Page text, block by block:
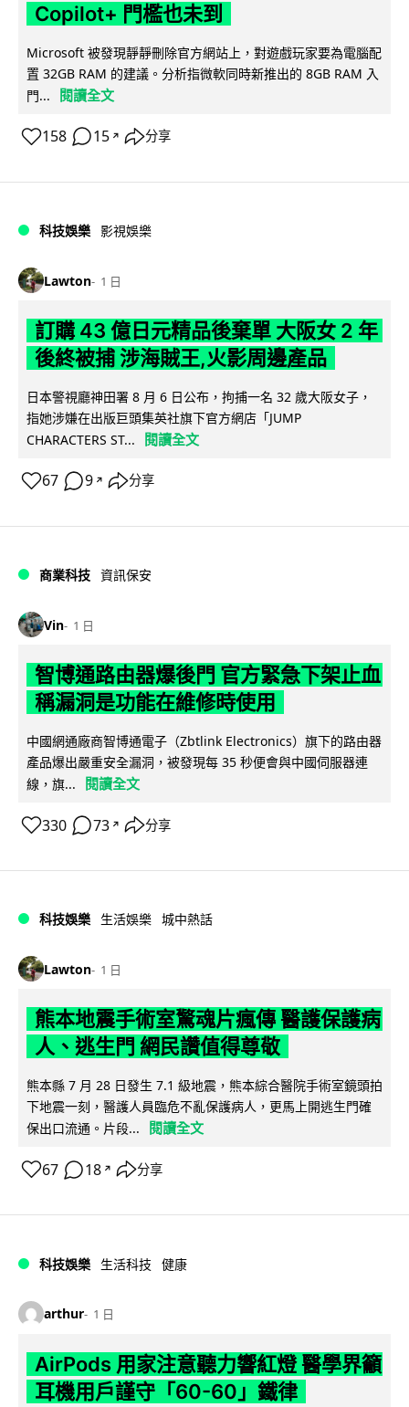
Copilot+ 門檻也未到
Microsoft 被發現靜靜刪除官方網站上，對遊戲玩家要為電腦配
置 32GB RAM 的建議。分析指微軟同時新推出的 8GB RAM 入
門...
閱讀全文
158 15 ↗ 分享
科技娛樂 影視娛樂
Lawton 1 日
訂購 43 億日元精品後棄單 大阪女 2 年
後終被捕 涉海賊王,火影周邊產品
日本警視廳神田署 8 月 6 日公布，拘捕一名 32 歲大阪女子，
指她涉嫌在出版巨頭集英社旗下官方網店「JUMP
CHARACTERS ST...
閱讀全文
67 9 ↗ 分享
商業科技 資訊保安
Vin 1 日
智博通路由器爆後門 官方緊急下架止血
稱漏洞是功能在維修時使用
中國網通廠商智博通電子（Zbtlink Electronics）旗下的路由器
產品爆出嚴重安全漏洞，被發現每 35 秒便會與中國伺服器連
線，旗...
閱讀全文
330 73 ↗ 分享
科技娛樂 生活娛樂 城中熱話
Lawton 1 日
熊本地震手術室驚魂片瘋傳 醫護保護病
人、逃生門 網民讚值得尊敬
熊本縣 7 月 28 日發生 7.1 級地震，熊本綜合醫院手術室鏡頭拍
下地震一刻，醫護人員臨危不亂保護病人，更馬上開逃生門確
保出口流通。片段...
閱讀全文
67 18 ↗ 分享
科技娛樂 生活科技 健康
arthur 1 日
AirPods 用家注意聽力響紅燈 醫學界籲
耳機用戶謹守「60-60」鐵律